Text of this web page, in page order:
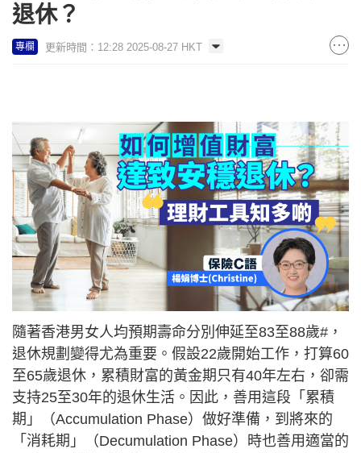
退休？
專欄 更新時間：12:28 2025-08-27 HKT
隨著香港男女人均預期壽命分別伸延至83至88歲#，
退休規劃變得尤為重要。假設22歲開始工作，打算60
至65歲退休，累積財富的黃金期只有40年左右，卻需
支持25至30年的退休生活。因此，善用這段「累積
期」（Accumulation Phase）做好準備，到將來的
「消耗期」（Decumulation Phase）時也善用適當的